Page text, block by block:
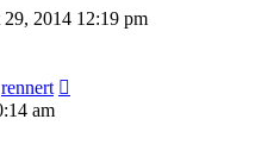
2014 12:19 pm
rennert
am